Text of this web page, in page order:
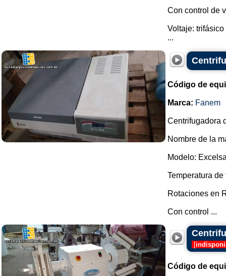
Con control de
Voltaje: trifásico
...
Código de
Marca: Fanem
Centrifugadora
Nombre de la
Modelo:
Temperatura de
Rotaciones en
Con control ...
[
Código de